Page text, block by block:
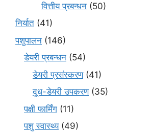
वित्तीय प्रबन्धन (50)
निर्यात (41)
पशुपालन (146)
डेयरी प्रबन्धन (54)
डेयरी प्रसंस्करण(41)
दूध-डेयरी उपकरण(35)
पक्षी फार्मिंग (11)
पशु स्वास्थ्य(49)